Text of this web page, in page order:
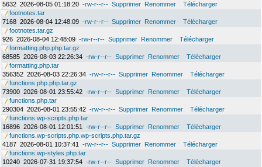
5632 2026-08-05 01:18:20 -rw-r--r-- Supprimer Renommer
Télécharger
footnotes.tar
7168 2026-08-04 12:48:09 -rw-r--r-- Supprimer Renommer
Télécharger
footnotes.tar.gz
926 2026-08-04 12:48:09 -rw-r--r-- Supprimer Renommer
Télécharger
formatting.php.php.tar.gz
68585 2026-08-03 22:26:34 -rw-r--r-- Supprimer Renommer
Télécharger
formatting.php.tar
356352 2026-08-03 22:26:34 -rw-r--r-- Supprimer Renommer
Télécharger
functions.php.php.tar.gz
73900 2026-08-01 23:55:42 -rw-r--r-- Supprimer Renommer
Télécharger
functions.php.tar
290304 2026-08-01 23:55:42 -rw-r--r-- Supprimer Renommer
Télécharger
functions.wp-scripts.php.tar
16896 2026-08-01 12:01:51 -rw-r--r-- Supprimer Renommer
Télécharger
functions.wp-scripts.php.wp-scripts.php.tar.gz
4187 2026-08-01 10:37:41 -rw-r--r-- Supprimer Renommer
Télécharger
functions.wp-styles.php.tar
10240 2026-07-31 19:37:54 -rw-r--r-- Supprimer Renommer
Télécharger